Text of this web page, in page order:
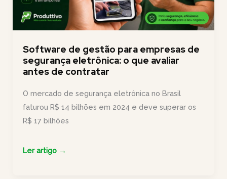
5
dias
com
o
Produttivo
Software de gestão para empresas de
segurança eletrônica: o que avaliar
antes de contratar
O mercado de segurança eletrônica no Brasil
faturou R$ 14 bilhões em 2024 e deve superar os
R$ 17 bilhões
Software
Ler artigo →